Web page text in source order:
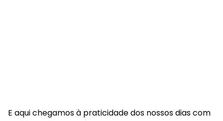
E aqui chegamos à praticidade dos nossos dias com